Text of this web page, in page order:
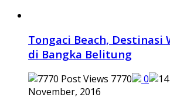
Tongaci Beach, Destinasi
di Bangka Belitung
7770 0
November, 2016